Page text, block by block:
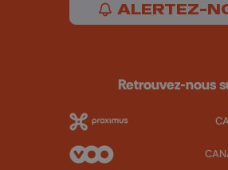
ALERTEZ-
Retrouvez-nous